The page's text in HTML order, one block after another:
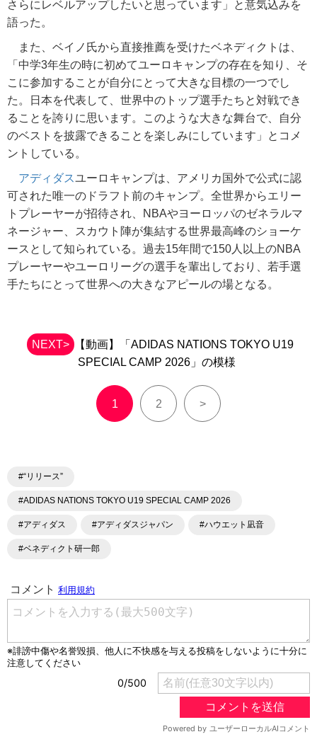
さらにレベルアップしたいと思っています」と意気込みを
語った。
また、ベイノ氏から直接推薦を受けたベネディクトは、
「中学3年生の時に初めてユーロキャンプの存在を知り、そ
こに参加することが自分にとって大きな目標の一つでし
た。日本を代表して、世界中のトップ選手たちと対戦でき
ることを誇りに思います。このような大きな舞台で、自分
のベストを披露できることを楽しみにしています」とコメ
ントしている。
アディダスユーロキャンプは、アメリカ国外で公式に認
可された唯一のドラフト前のキャンプ。全世界からエリー
トプレーヤーが招待され、NBAやヨーロッパのゼネラルマ
ネージャー、スカウト陣が集結する世界最高峰のショーケ
ースとして知られている。過去15年間で150人以上のNBA
プレーヤーやユーロリーグの選手を輩出しており、若手選
手たちにとって世界への大きなアピールの場となる。
NEXT>
【動画】「ADIDAS NATIONS TOKYO U19
SPECIAL CAMP 2026」の模様
1 2 >
#“リリース”
#ADIDAS NATIONS TOKYO U19 SPECIAL CAMP 2026
#アディダス #アディダスジャパン #ハウエット凪音
#ベネディクト研一郎